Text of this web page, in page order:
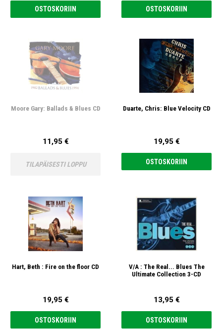
OSTOSKORIIN OSTOSKORIIN
Moore Gary: Ballads & Blues CD
11,95 €
TILAPÄISESTI LOPPU
Duarte, Chris: Blue Velocity CD
19,95 €
OSTOSKORIIN
Hart, Beth : Fire on the floor CD
19,95 €
OSTOSKORIIN
V/A : The Real... Blues The
Ultimate Collection 3-CD
13,95 €
OSTOSKORIIN